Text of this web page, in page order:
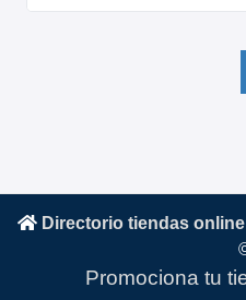
Directorio tiendas online
Promociona tu